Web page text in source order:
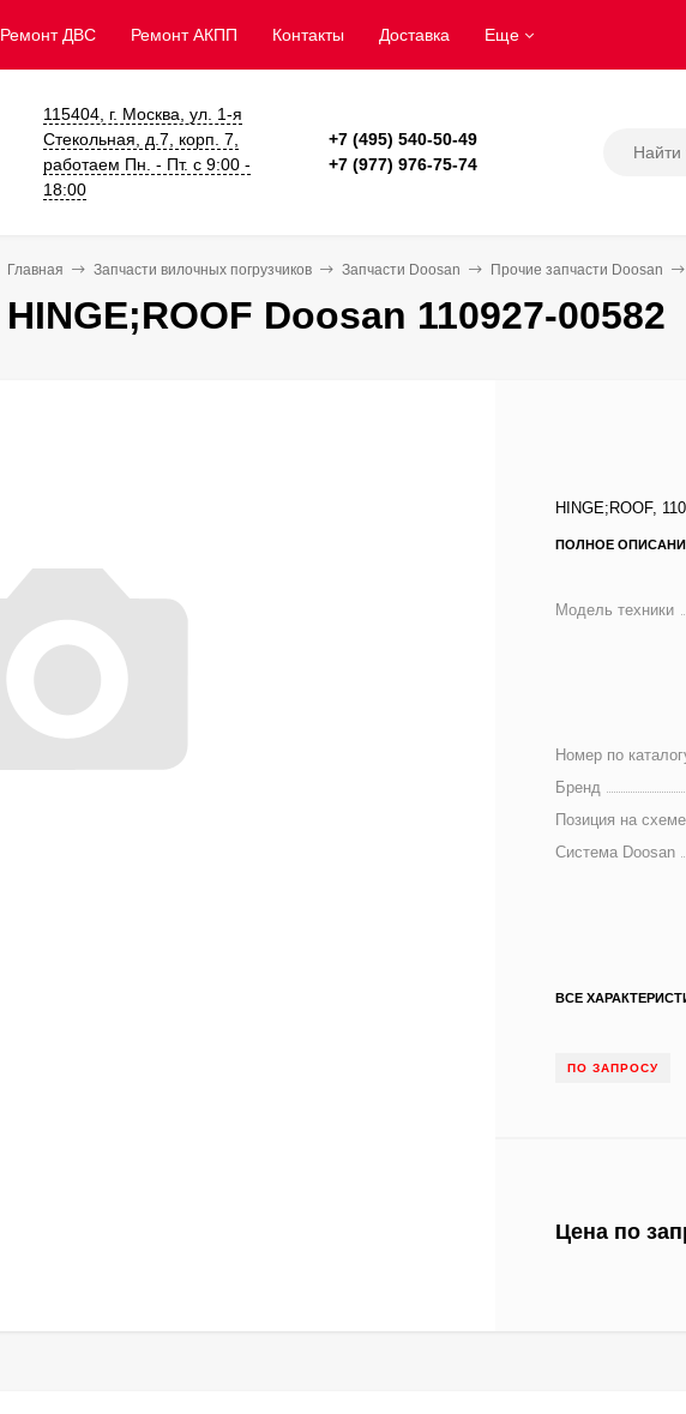
​Ремонт ДВС Ремонт АКПП Контакты Доставка Еще
115404, г. Москва, ул. 1-я
Стекольная, д.7, корп. 7,
работаем Пн. - Пт. с 9:00 -
18:00
+7 (495) 540-50-49
+7 (977) 976-75-74
Главная Запчасти вилочных погрузчиков Запчасти Doosan Прочие запчасти Doosan
HINGE;ROOF Doosan 110927-00582
HINGE;ROOF,
ПОЛНОЕ
Модель техники
Номер по
Бренд
Позиция на
Система Doosan
ВСЕ
ПО ЗАПРОСУ
Цена по